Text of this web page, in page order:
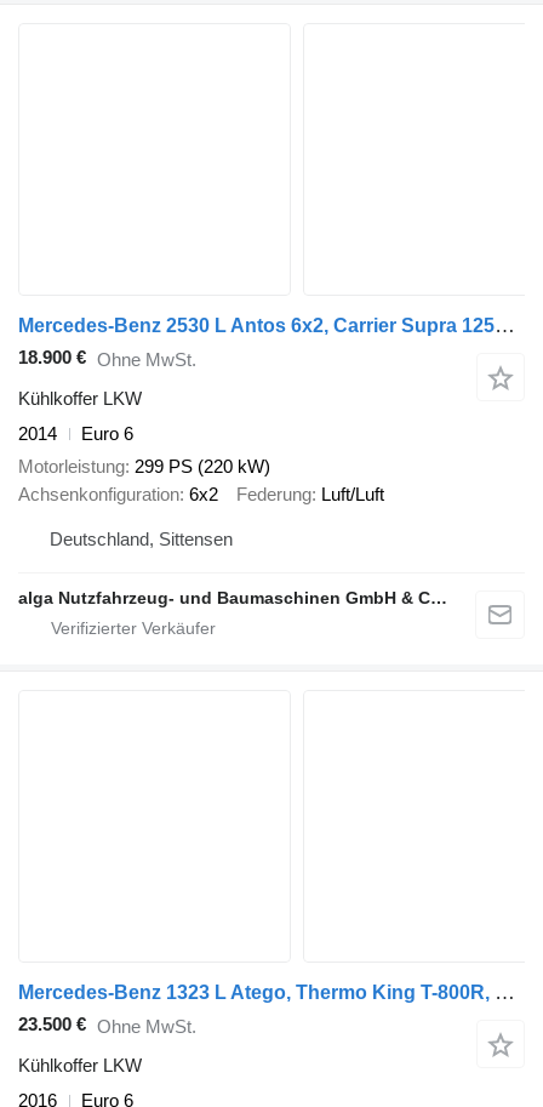
Mercedes-Benz 2530 L Antos 6x2, Carrier Supra 1250, LBW, Klima
18.900 € Ohne MwSt.
Kühlkoffer LKW
2014
Euro 6
Motorleistung 299 PS (220 kW)
Achsenkonfiguration 6x2 Federung Luft/Luft
Deutschland, Sittensen
alga Nutzfahrzeug- und Baumaschinen GmbH & Co. KG
Mercedes-Benz 1323 L Atego, Thermo King T-800R, LBW, Trennwand
23.500 € Ohne MwSt.
Kühlkoffer LKW
2016
Euro 6